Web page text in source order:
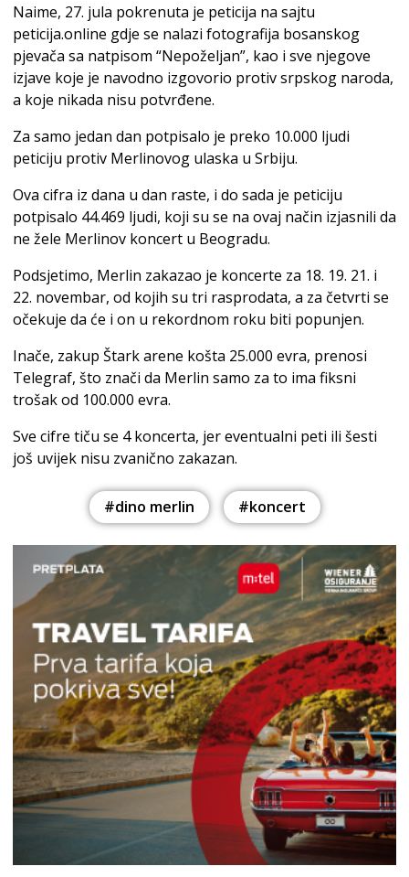
Naime, 27. jula pokrenuta je peticija na sajtu
peticija.online gdje se nalazi fotografija bosanskog
pjevača sa natpisom “Nepoželjan”, kao i sve njegove
izjave koje je navodno izgovorio protiv srpskog naroda,
a koje nikada nisu potvrđene.
Za samo jedan dan potpisalo je preko 10.000 ljudi
peticiju protiv Merlinovog ulaska u Srbiju.
Ova cifra iz dana u dan raste, i do sada je peticiju
potpisalo 44.469 ljudi, koji su se na ovaj način izjasnili da
ne žele Merlinov koncert u Beogradu.
Podsjetimo, Merlin zakazao je koncerte za 18. 19. 21. i
22. novembar, od kojih su tri rasprodata, a za četvrti se
očekuje da će i on u rekordnom roku biti popunjen.
Inače, zakup Štark arene košta 25.000 evra, prenosi
Telegraf, što znači da Merlin samo za to ima fiksni
trošak od 100.000 evra.
Sve cifre tiču se 4 koncerta, jer eventualni peti ili šesti
još uvijek nisu zvanično zakazan.
#dino merlin #koncert